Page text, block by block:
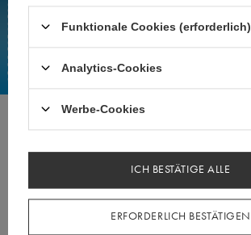
SIEHE AUCHFunktionale Cookies (erforderlich)
Analytics-Cookies
Werbe-Cookies
ERFORDERLICH BESTÄTIGEN
ICH BESTÄTIGE ALLE